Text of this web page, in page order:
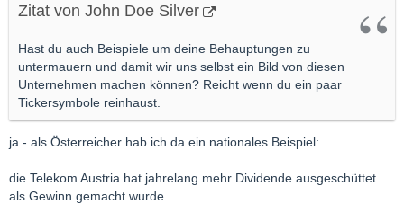
Zitat von John Doe Silver
Hast du auch Beispiele um deine Behauptungen zu
untermauern und damit wir uns selbst ein Bild von diesen
Unternehmen machen können? Reicht wenn du ein paar
Tickersymbole reinhaust.
ja - als Österreicher hab ich da ein nationales Beispiel:
die Telekom Austria hat jahrelang mehr Dividende ausgeschüttet
als Gewinn gemacht wurde